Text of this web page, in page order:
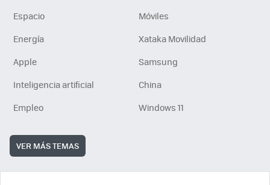
Espacio
Móviles
Energía
Xataka Movilidad
Apple
Samsung
Inteligencia artificial
China
Empleo
Windows 11
VER MÁS TEMAS